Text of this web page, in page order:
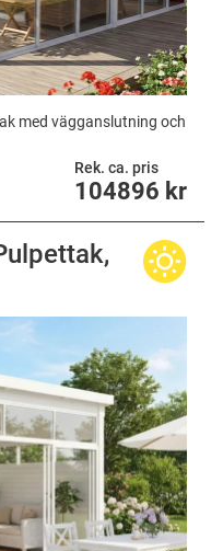
med vägganslutning och
Rek. ca. pris
104896 kr